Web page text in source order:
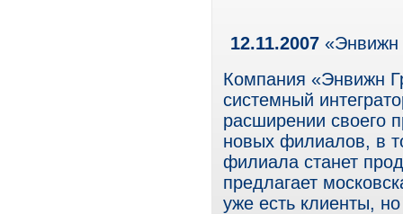
12.11.2007
Компания «Энвижн
системный
расширении своего
новых филиалов, в
филиала станет
предлагает
уже есть клиенты,